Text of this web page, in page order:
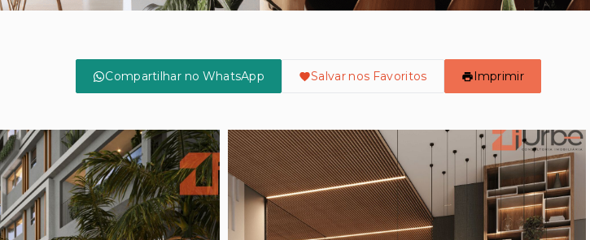
Compartilhar no WhatsApp Salvar nos Favoritos Imprimir